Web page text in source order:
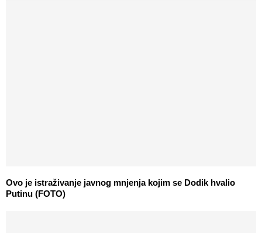
Ovo je istraživanje javnog mnjenja kojim se Dodik hvalio
Putinu (FOTO)